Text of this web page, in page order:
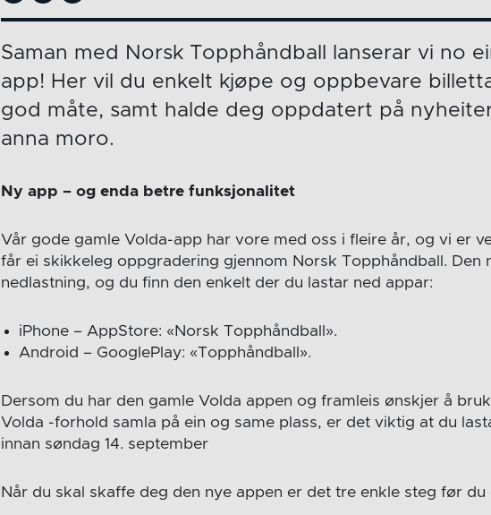
Saman med Norsk Topphåndball lanserar vi no
app! Her vil du enkelt kjøpe og oppbevare
god måte, samt halde deg oppdatert på
anna moro.
Ny app – og enda betre funksjonalitet
Vår gode gamle Volda-app har vore med oss i fleire år, og vi er
får ei skikkeleg oppgradering gjennom Norsk Topphåndball. Den
nedlastning, og du finn den enkelt der du lastar ned appar:
iPhone – AppStore: «Norsk Topphåndball».
Android – GooglePlay: «Topphåndball».
Dersom du har den gamle Volda appen og framleis ønskjer å
Volda -forhold samla på ein og same plass, er det viktig at du
innan søndag 14. september
Når du skal skaffe deg den nye appen er det tre enkle steg før du